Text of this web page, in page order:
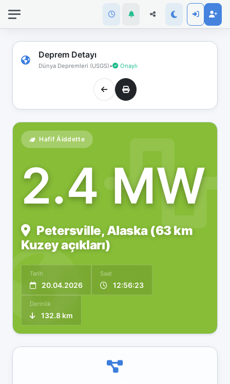
Deprem Detayı
Dünya Depremleri (USGS)• Onaylı
Hafif Åiddette
2.4 MW
Petersville, Alaska (63 km
Kuzey açıkları)
Tarih
20.04.2026
Saat
12:56:23
Derinlik
132.8 km
bağlantınız
koptu!
Çevrimdışı
moddasınız.